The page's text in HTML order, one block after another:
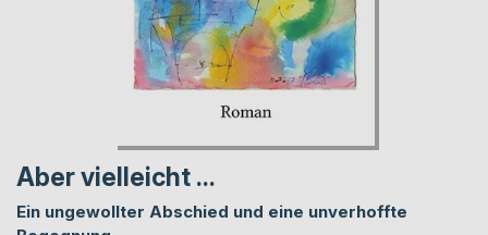
Aber vielleicht ...
Ein ungewollter Abschied und eine unverhoffte